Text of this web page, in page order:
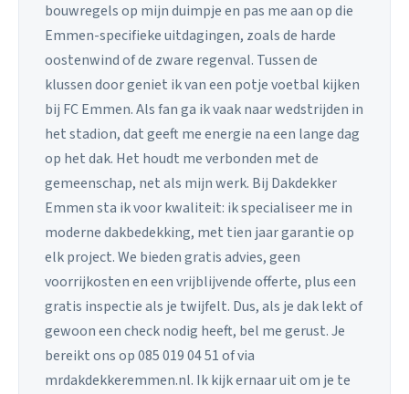
bouwregels op mijn duimpje en pas me aan op die
Emmen-specifieke uitdagingen, zoals de harde
oostenwind of de zware regenval. Tussen de
klussen door geniet ik van een potje voetbal kijken
bij FC Emmen. Als fan ga ik vaak naar wedstrijden in
het stadion, dat geeft me energie na een lange dag
op het dak. Het houdt me verbonden met de
gemeenschap, net als mijn werk. Bij Dakdekker
Emmen sta ik voor kwaliteit: ik specialiseer me in
moderne dakbedekking, met tien jaar garantie op
elk project. We bieden gratis advies, geen
voorrijkosten en een vrijblijvende offerte, plus een
gratis inspectie als je twijfelt. Dus, als je dak lekt of
gewoon een check nodig heeft, bel me gerust. Je
bereikt ons op 085 019 04 51 of via
mrdakdekkeremmen.nl. Ik kijk ernaar uit om je te